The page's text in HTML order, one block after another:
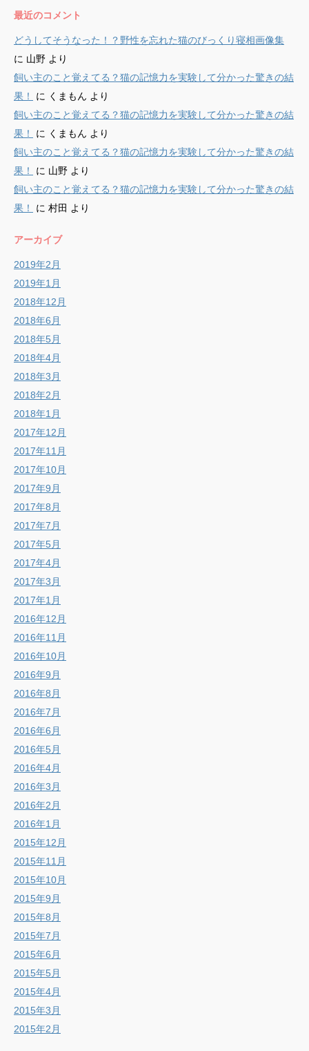
最近のコメント
どうしてそうなった！？野性を忘れた猫のびっくり寝相画像集
に 山野 より
飼い主のこと覚えてる？猫の記憶力を実験して分かった驚きの結
果！
に くまもん より
飼い主のこと覚えてる？猫の記憶力を実験して分かった驚きの結
果！
に くまもん より
飼い主のこと覚えてる？猫の記憶力を実験して分かった驚きの結
果！
に 山野 より
飼い主のこと覚えてる？猫の記憶力を実験して分かった驚きの結
果！
に 村田 より
アーカイブ
2019年2月
2019年1月
2018年12月
2018年6月
2018年5月
2018年4月
2018年3月
2018年2月
2018年1月
2017年12月
2017年11月
2017年10月
2017年9月
2017年8月
2017年7月
2017年5月
2017年4月
2017年3月
2017年1月
2016年12月
2016年11月
2016年10月
2016年9月
2016年8月
2016年7月
2016年6月
2016年5月
2016年4月
2016年3月
2016年2月
2016年1月
2015年12月
2015年11月
2015年10月
2015年9月
2015年8月
2015年7月
2015年6月
2015年5月
2015年4月
2015年3月
2015年2月